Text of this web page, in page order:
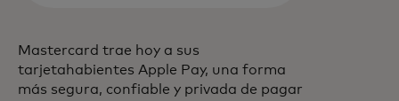
Mastercard trae hoy a sus
tarjetahabientes Apple Pay, una forma
más segura, confiable y privada de pagar